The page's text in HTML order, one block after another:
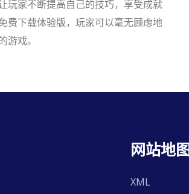
玩家不断提高自己的技巧，享受成就
费下载体验版，玩家可以毫无顾虑地
戏。
网站地图
XML